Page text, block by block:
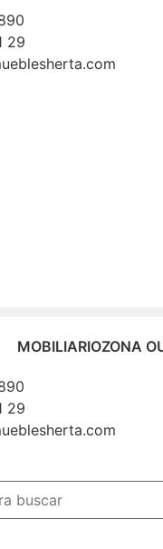
29
MOBILIARIOZONA
29